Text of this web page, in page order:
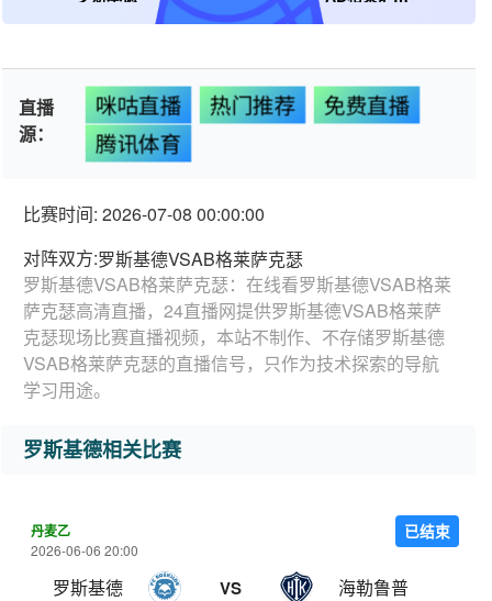
直播
源：
咪咕直播 热门推荐
免费直播
腾讯体育
比赛时间: 2026-07-08 00:00:00
对阵双方:罗斯基德VSAB格莱萨克瑟
罗斯基德VSAB格莱萨克瑟：在线看罗斯基德VSAB格莱
萨克瑟高清直播，24直播网提供罗斯基德VSAB格莱萨
克瑟现场比赛直播视频，本站不制作、不存储罗斯基德
VSAB格莱萨克瑟的直播信号，只作为技术探索的导航
学习用途。
罗斯基德相关比赛
丹麦乙
2026-06-06 20:00
罗斯基德 VS 海勒鲁普
已结束